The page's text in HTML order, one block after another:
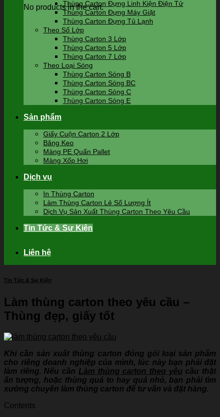
No products in the cart.
Thùng Carton Đựng Linh Kiện Điện Tử
Thùng Carton Đựng Máy Giặt
Thùng Carton Đựng Tủ Lạnh
Theo Số Lớp
Thùng Carton 3 Lớp
Thùng Carton 5 Lớp
Thùng Carton 7 Lớp
Theo Loại Sóng
Thùng Carton Sóng B
Thùng Carton Sóng BC
Thùng Carton Sóng C
Thùng Carton Sóng E
Sản phẩm
Giấy Cuộn Carton 2 Lớp
Băng Keo
Màng PE Quấn Pallet
Màng Xốp Hơi
Dịch vụ
In Thùng Carton
Làm Thùng Carton Lẻ Số Lượng Ít
Dịch Vụ Sản Xuất Thùng Carton Theo Yêu Cầu
Tin Tức & Sự Kiện
Liên hệ
Tin Tức & Sự Kiện
Làm thùng carton theo yêu cầu –
Thùng đẹp, giấy tốt
Khi cần sản xuất thùng carton đóng gói loại sản phẩm
cho riêng doanh nghiệp của mình, lúc này bạn phải đặt
làm riêng. Nếu cần Làm thùng carton theo yêu cầu thật
ấn tượng, hoặc thùng quá to hay quá nhỏ, bạn phải tìm
xưởng chuyên làm thùng carton để tư vấn và đặt hàng.
Contents